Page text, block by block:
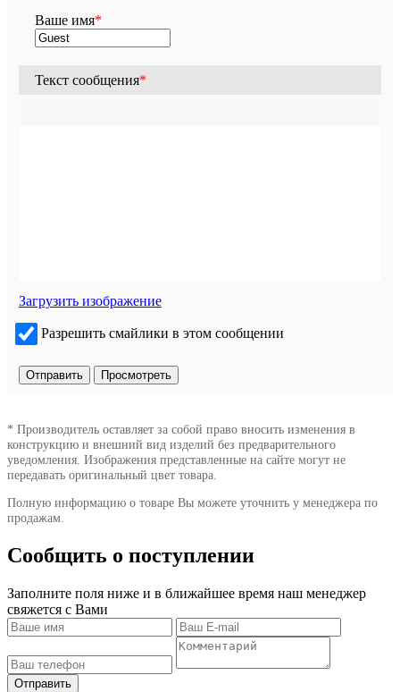
Ваше имя*
Текст сообщения*
Загрузить изображение
Разрешить смайлики в этом сообщении
* Производитель оставляет за собой право вносить изменения в
конструкцию и внешний вид изделий без предварительного
уведомления. Изображения представленные на сайте могут не
передавать оригинальный цвет товара.
Полную информацию о товаре Вы можете уточнить у менеджера по
продажам.
Сообщить о поступлении
Заполните поля ниже и в ближайшее время наш менеджер
свяжется с Вами